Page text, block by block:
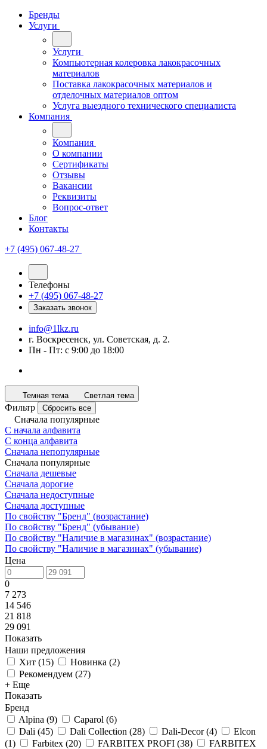
Бренды
Услуги
Услуги
Компьютерная колеровка лакокрасочных
материалов
Поставка лакокрасочных материалов и
отделочных материалов оптом
Услуга выездного технического специалиста
Компания
Компания
О компании
Сертификаты
Отзывы
Вакансии
Реквизиты
Вопрос-ответ
Блог
Контакты
+7 (495) 067-48-27
Телефоны
+7 (495) 067-48-27
Заказать звонок
info@1lkz.ru
г. Воскресенск, ул. Советская, д. 2.
Пн - Пт: с 9:00 до 18:00
Темная тема Светлая тема
Фильтр Сбросить все
Сначала популярные
С начала алфавита
С конца алфавита
Сначала непопулярные
Сначала популярные
Сначала дешевые
Сначала дорогие
Сначала недоступные
Сначала доступные
По свойству "Бренд" (возрастание)
По свойству "Бренд" (убывание)
По свойству "Наличие в магазинах" (возрастание)
По свойству "Наличие в магазинах" (убывание)
Цена
0
7 273
14 546
21 818
29 091
Показать
Наши предложения
Хит (15) Новинка (2)
Рекомендуем (27)
+ Еще
Показать
Бренд
Alpina (9) Caparol (6)
Dali (45) Dali Collection (28) Dali-Decor(4)
Elcon
(1) Farbitex (20) FARBITEX PROFI (38)
FARBITEX